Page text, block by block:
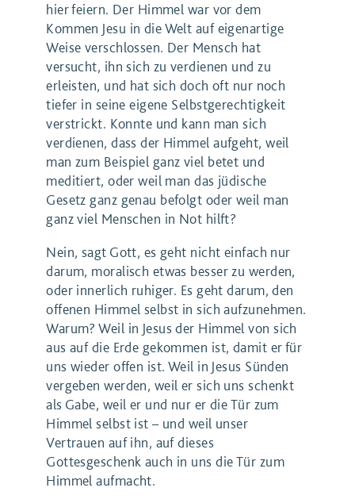
hier feiern. Der Himmel war vor dem
Kommen Jesu in die Welt auf eigenartige
Weise verschlossen. Der Mensch hat
versucht, ihn sich zu verdienen und zu
erleisten, und hat sich doch oft nur noch
tiefer in seine eigene Selbstgerechtigkeit
verstrickt. Konnte und kann man sich
verdienen, dass der Himmel aufgeht, weil
man zum Beispiel ganz viel betet und
meditiert, oder weil man das jüdische
Gesetz ganz genau befolgt oder weil man
ganz viel Menschen in Not hilft?
Nein, sagt Gott, es geht nicht einfach nur
darum, moralisch etwas besser zu werden,
oder innerlich ruhiger. Es geht darum, den
offenen Himmel selbst in sich aufzunehmen.
Warum? Weil in Jesus der Himmel von sich
aus auf die Erde gekommen ist, damit er für
uns wieder offen ist. Weil in Jesus Sünden
vergeben werden, weil er sich uns schenkt
als Gabe, weil er und nur er die Tür zum
Himmel selbst ist – und weil unser
Vertrauen auf ihn, auf dieses
Gottesgeschenk auch in uns die Tür zum
Himmel aufmacht.